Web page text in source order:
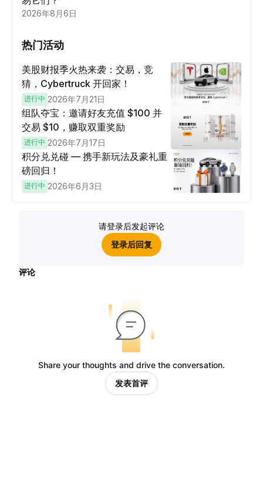
2026年8月6日
热门活动
美股财报季火热来袭：交易，竞
猜，Cybertruck 开回家！
进行中 2026年7月21日
组队夺宝：邀请好友充值 $100 并
交易 $10，赚取双重奖励
进行中 2026年7月17日
积分兑兑碰 — 携手新玩法及豪礼重
磅回归！
进行中 2026年6月3日
请登录后发起评论
登录后回复
评论
Share your thoughts and drive the conversation.
发表首评